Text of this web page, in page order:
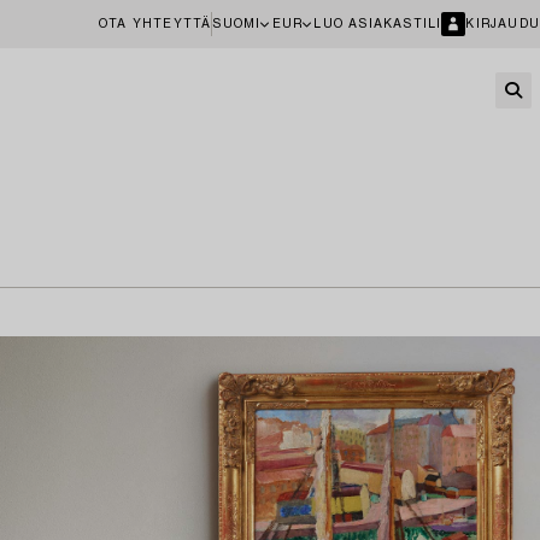
OTA YHTEYTTÄ SUOMI EUR LUO ASIAKASTILI KIRJAUDU